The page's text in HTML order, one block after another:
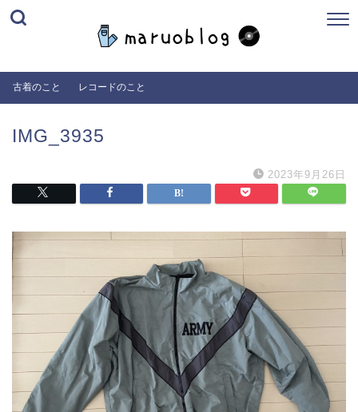
古着のこと レコードのこと
IMG_3935
2023年9月26日